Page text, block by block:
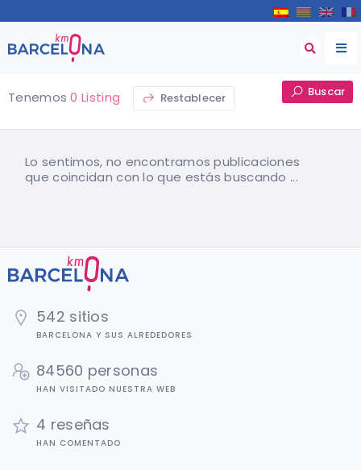
Tenemos0 Listing Restablecer Buscar
Lo sentimos, no encontramos publicaciones
que coincidan con lo que estás buscando ...
542 sitios
BARCELONA Y SUS ALREDEDORES
84560 personas
HAN VISITADO NUESTRA WEB
4 reseñas
HAN COMENTADO